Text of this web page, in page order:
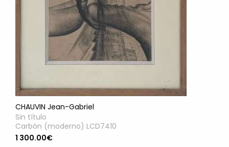
CHAUVIN Jean-Gabriel
Sin título
Carbón (moderno) LCD7410
1 300.00€